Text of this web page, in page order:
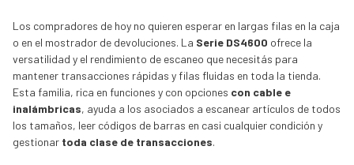
Los compradores de hoy no quieren esperar en largas filas en la caja
o en el mostrador de devoluciones. La Serie DS4600 ofrece la
versatilidad y el rendimiento de escaneo que necesitás para
mantener transacciones rápidas y filas fluidas en toda la tienda.
Esta familia, rica en funciones y con opciones con cable e
inalámbricas, ayuda a los asociados a escanear artículos de todos
los tamaños, leer códigos de barras en casi cualquier condición y
gestionar toda clase de transacciones.